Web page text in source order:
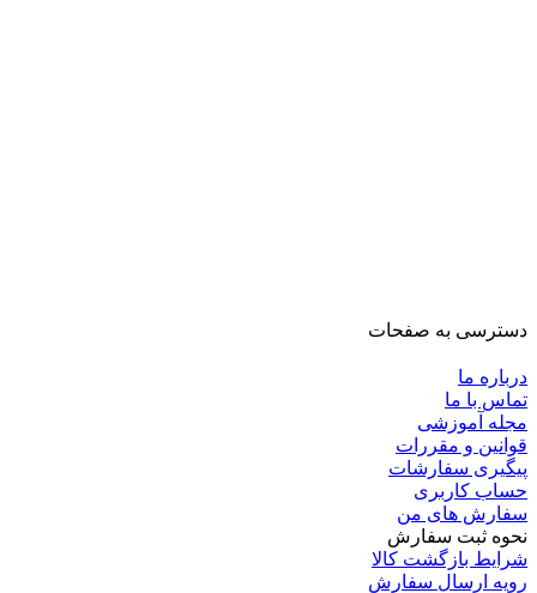
دسترسی به صفحات
درباره ما
تماس با ما
مجله آموزشی
قوانین و مقررات
پیگیری سفارشات
حساب کاربری
سفارش های من
نحوه ثبت سفارش
شرایط بازگشت کالا
رویه ارسال سفارش